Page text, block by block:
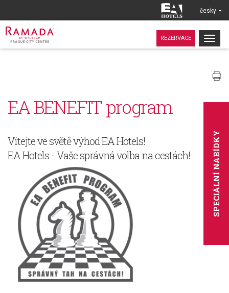
česky
REZERVACE
SPECIÁLNÍ NABÍDKY
EA BENEFIT program
Vítejte ve světě výhod EA Hotels!
EA Hotels - Vaše správná volba na cestách!